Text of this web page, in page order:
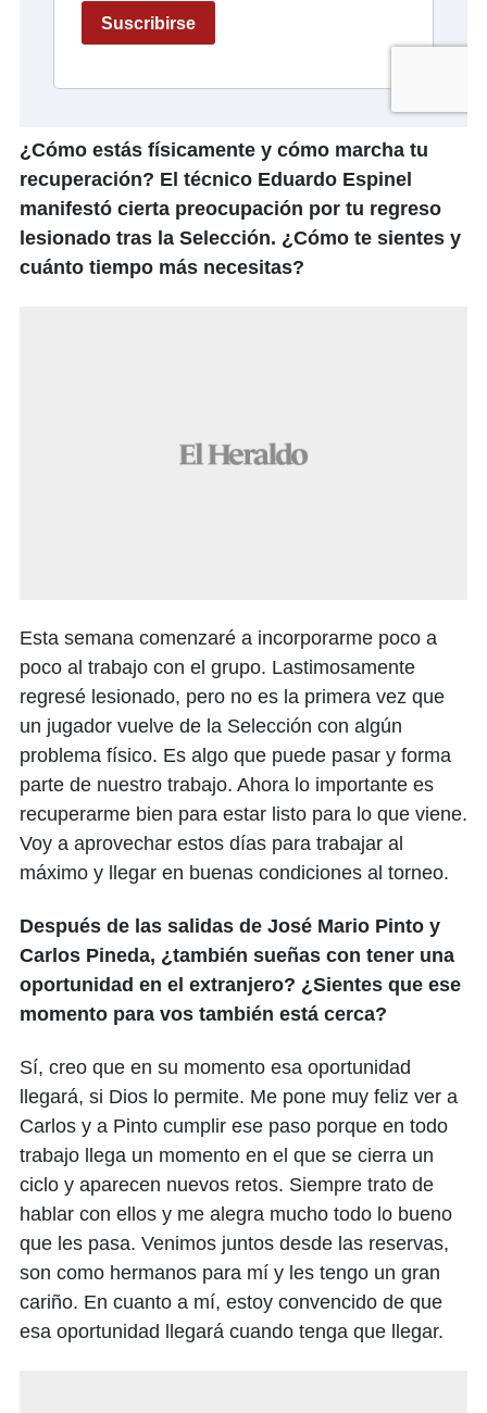
¿Cómo estás físicamente y cómo marcha tu
recuperación? El técnico Eduardo Espinel
manifestó cierta preocupación por tu regreso
lesionado tras la Selección. ¿Cómo te sientes y
cuánto tiempo más necesitas?
Esta semana comenzaré a incorporarme poco a
poco al trabajo con el grupo. Lastimosamente
regresé lesionado, pero no es la primera vez que
un jugador vuelve de la Selección con algún
problema físico. Es algo que puede pasar y forma
parte de nuestro trabajo. Ahora lo importante es
recuperarme bien para estar listo para lo que viene.
Voy a aprovechar estos días para trabajar al
máximo y llegar en buenas condiciones al torneo.
Después de las salidas de José Mario Pinto y
Carlos Pineda, ¿también sueñas con tener una
oportunidad en el extranjero? ¿Sientes que ese
momento para vos también está cerca?
Sí, creo que en su momento esa oportunidad
llegará, si Dios lo permite. Me pone muy feliz ver a
Carlos y a Pinto cumplir ese paso porque en todo
trabajo llega un momento en el que se cierra un
ciclo y aparecen nuevos retos. Siempre trato de
hablar con ellos y me alegra mucho todo lo bueno
que les pasa. Venimos juntos desde las reservas,
son como hermanos para mí y les tengo un gran
cariño. En cuanto a mí, estoy convencido de que
esa oportunidad llegará cuando tenga que llegar.